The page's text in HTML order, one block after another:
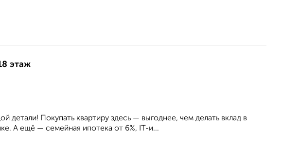
этаж
детали! Покупать квартиру здесь — выгоднее, чем делать вклад в
А ещё — семейная ипотека от 6%, IT-и...